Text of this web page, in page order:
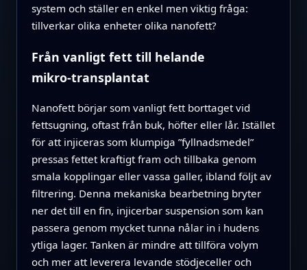
system och ställer en enkel men viktig fråga:
tillverkar olika enheter olika nanofett?
Från vanligt fett till helande
mikro‑transplantat
Nanofett börjar som vanligt fett borttaget vid
fettsugning, oftast från buk, höfter eller lår. Istället
för att injiceras som klumpiga ”fyllnadsmedel”
pressas fettet kraftigt fram och tillbaka genom
smala kopplingar eller vassa galler, ibland följt av
filtrering. Denna mekaniska bearbetning bryter
ner det till en fin, injicerbar suspension som kan
passera genom mycket tunna nålar in i hudens
ytliga lager. Tanken är mindre att tillföra volym
och mer att leverera levande stödjeceller och